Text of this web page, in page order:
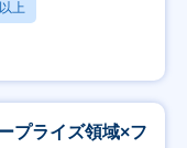
上
プライズ領域×フ